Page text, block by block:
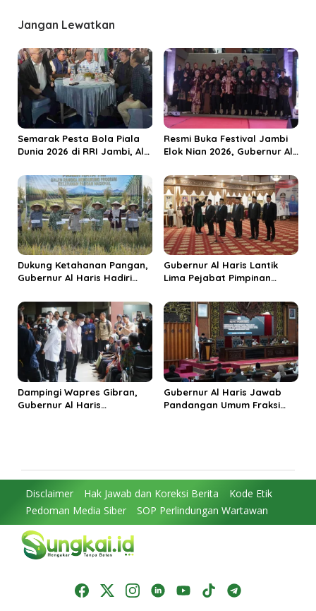
a
s
i
p
o
s
Jangan Lewatkan
Semarak Pesta Bola Piala
Dunia 2026 di RRI Jambi, Al
Ekonomi Rakyat
Resmi Buka Festival Jambi
Elok Nian 2026, Gubernur Al
Jadi Destinasi Wisata
Budaya Unggulan
Dukung Ketahanan Pangan,
Gubernur Al Haris Hadiri
Kabupaten Tanjungjabung
Timur
Gubernur Al Haris Lantik
Lima Pejabat Pimpinan
Penguatan Kinerja dan
Integritas
Dampingi Wapres Gibran,
Gubernur Al Haris
Gubernur Al Haris Jawab
Pandangan Umum Fraksi
Disclaimer Hak Jawab dan Koreksi Berita
Kode Etik
Pedoman Media Siber
SOP Perlindungan Wartawan